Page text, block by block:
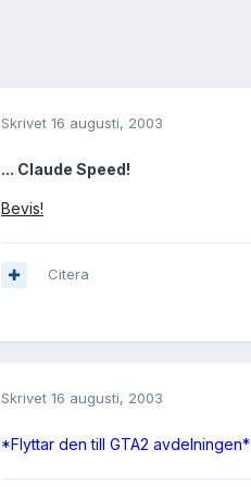
Skrivet 16 augusti, 2003
... Claude Speed!
Bevis!
Citera
Skrivet 16 augusti, 2003
*Flyttar den till GTA2 avdelningen*